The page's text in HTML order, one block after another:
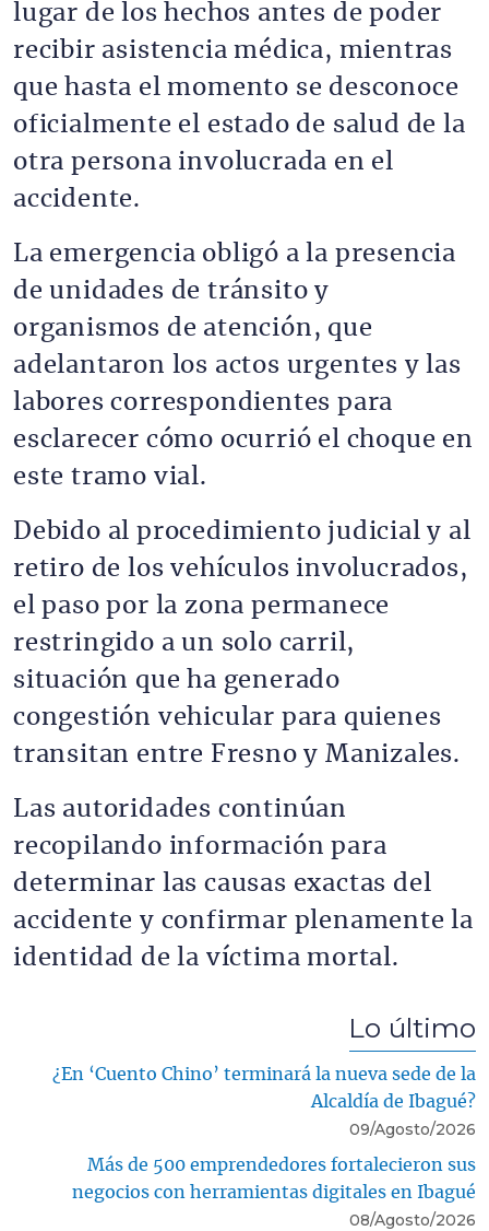
lugar de los hechos antes de poder
recibir asistencia médica, mientras
que hasta el momento se desconoce
oficialmente el estado de salud de la
otra persona involucrada en el
accidente.
La emergencia obligó a la presencia
de unidades de tránsito y
organismos de atención, que
adelantaron los actos urgentes y las
labores correspondientes para
esclarecer cómo ocurrió el choque en
este tramo vial.
Debido al procedimiento judicial y al
retiro de los vehículos involucrados,
el paso por la zona permanece
restringido a un solo carril,
situación que ha generado
congestión vehicular para quienes
transitan entre Fresno y Manizales.
Las autoridades continúan
recopilando información para
determinar las causas exactas del
accidente y confirmar plenamente la
identidad de la víctima mortal.
Lo último
¿En ‘Cuento Chino’ terminará la nueva sede de la
Alcaldía de Ibagué?
09/Agosto/2026
Más de 500 emprendedores fortalecieron sus
negocios con herramientas digitales en Ibagué
08/Agosto/2026